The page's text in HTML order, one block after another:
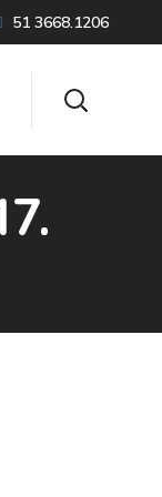
51 3668.1206